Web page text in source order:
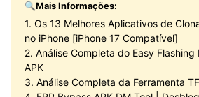
🔍Mais Informações:
1. Os 13 Melhores Aplicativos de
no iPhone [iPhone 17 Compatível]
2. Análise Completa do Easy Flashing
APK
3. Análise Completa da Ferramenta